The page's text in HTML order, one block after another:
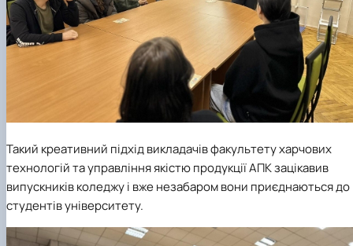
Такий креативний підхід викладачів факультету харчових
технологій та управління якістю продукції АПК зацікавив
випускників коледжу і вже незабаром вони приєднаються до
студентів університету.